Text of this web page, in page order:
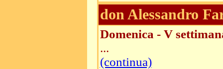
don Alessandro
Domenica - V
...
(continua)